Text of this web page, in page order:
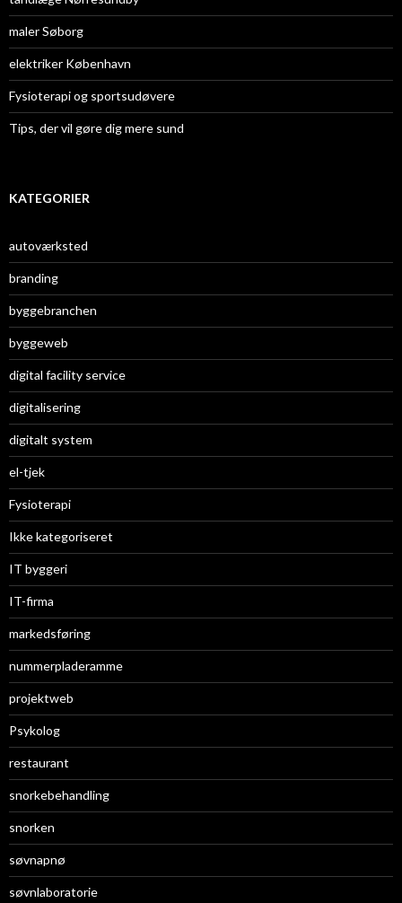
maler Søborg
elektriker København
Fysioterapi og sportsudøvere
Tips, der vil gøre dig mere sund
KATEGORIER
autoværksted
branding
byggebranchen
byggeweb
digital facility service
digitalisering
digitalt system
el-tjek
Fysioterapi
Ikke kategoriseret
IT byggeri
IT-firma
markedsføring
nummerpladeramme
projektweb
Psykolog
restaurant
snorkebehandling
snorken
søvnapnø
søvnlaboratorie